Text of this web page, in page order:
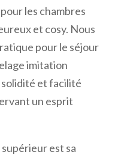
les chambres
et cosy. Nous
pour le séjour
imitation
et facilité
un esprit
supérieur est sa